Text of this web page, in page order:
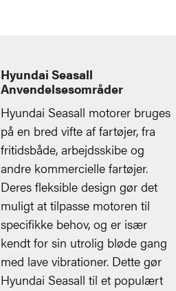
Hyundai Seasall
Anvendelsesområder
Hyundai Seasall motorer bruges
på en bred vifte af fartøjer, fra
fritidsbåde, arbejdsskibe og
andre kommercielle fartøjer.
Deres fleksible design gør det
muligt at tilpasse motoren til
specifikke behov, og er især
kendt for sin utrolig bløde gang
med lave vibrationer. Dette gør
Hyundai Seasall til et populært